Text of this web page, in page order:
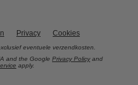
Privacy Cookies
eventuele verzendkosten.
and the Google Privacy Policy and
apply.